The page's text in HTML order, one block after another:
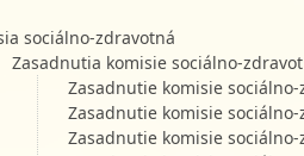
sociálno-zdravotná
Zasadnutia komisie sociálno-
Zasadnutie komisie
Zasadnutie komisie
Zasadnutie komisie